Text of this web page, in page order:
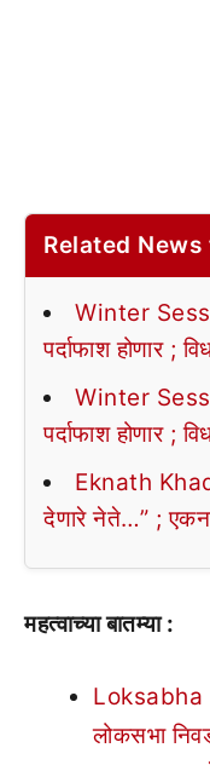
Related News
Winter
पर्दाफाश होणार ;
Winter
पर्दाफाश होणार ;
Eknath
देणारे नेते…” ;
महत्वाच्या बातम्या :
लोकसभा